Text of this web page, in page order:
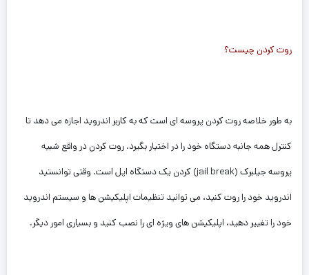
روت کردن چیست؟
به طور خلاصه روت کردن پروسه ای است که به کاربر اندروید اجازه می دهد تا
کنترل همه جانبه دستگاه خود را در اختیار بگیرد. روت کردن در واقع شبیه
پروسه جیلبرک (jail break) کردن یک دستگاه اپل است. وقتی توانستید
اندروید خود را روت کنید، می توانید تنظیمات اپلیکیشن ها و سیستم اندروید
خود را تغییر دهید، اپلیکیشن های ویژه ای را نصب کنید و بسیاری امور دیگر.